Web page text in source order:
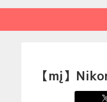
【mį】